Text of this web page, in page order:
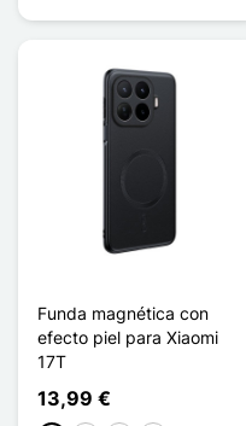
Funda magnética con
efecto piel para Xiaomi
17T
13,99 €